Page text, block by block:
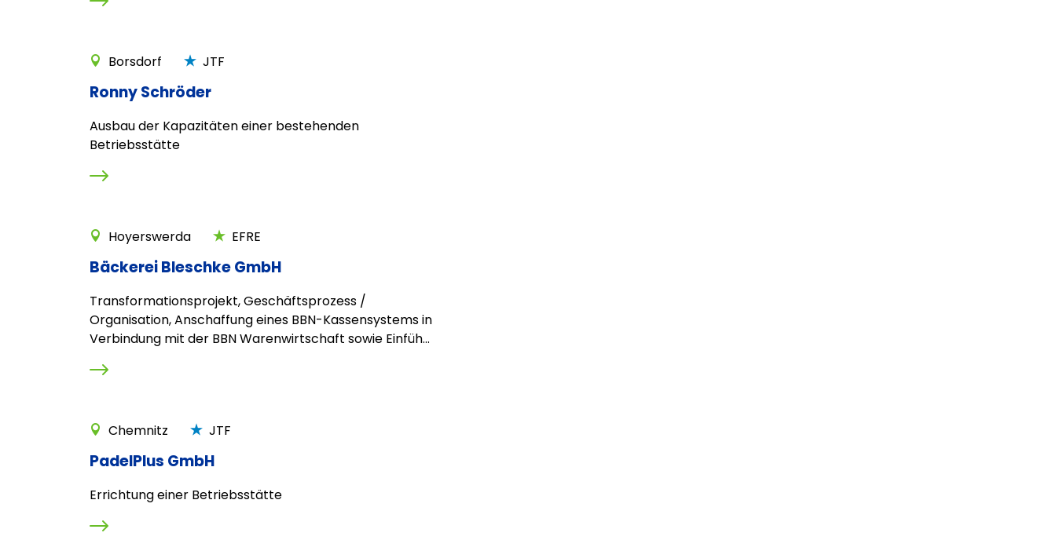
Borsdorf JTF
Ronny Schröder
Ausbau der Kapazitäten einer bestehenden
Betriebsstätte
Hoyerswerda EFRE
Bäckerei Bleschke GmbH
Transformationsprojekt, Geschäftsprozess /
Organisation, Anschaffung eines BBN-Kassensystems in
Verbindung mit der BBN Warenwirtschaft sowie Einfüh...
Chemnitz JTF
PadelPlus GmbH
Errichtung einer Betriebsstätte